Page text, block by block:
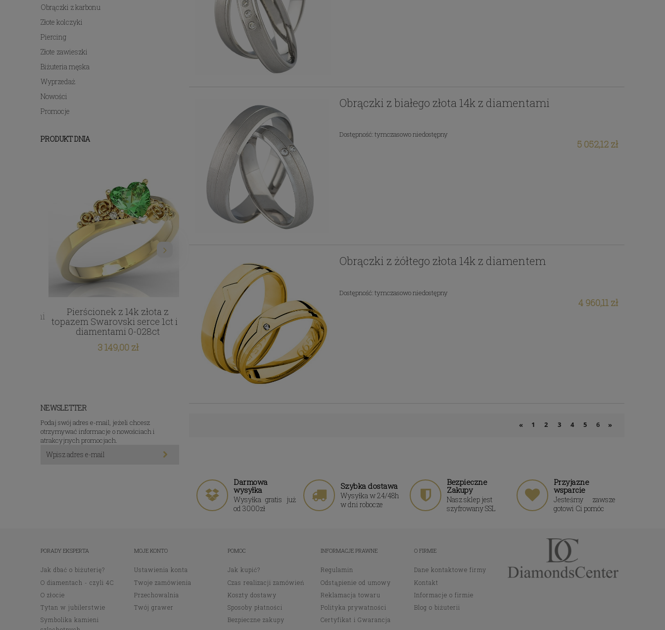
Obrączki z karbonu
Złote kolczyki
Piercing
Złote zawieszki
Biżuteria męska
Wyprzedaż
Nowości
Promocje
PRODUKT DNIA
Pierścionek z 14k złota z
topazem Swarovski serce 1ct i 4
diamentami 0-028ct
3 149,00 zł
Obrączki z tytanu z cyrkoniami
Swarovski
1 555,11 zł
Obrączki z tytanu z cyrkoniami
NEWSLETTER
Podaj swój adres e-mail, jeżeli chcesz
otrzymywać informacje o nowościach i
atrakcyjnych promocjach.
Obrączki z białego złota 14k z diamentami
Dostępność:tymczasowo niedostępny
5 052,12 zł
Obrączki z żółtego złota 14k z diamentem
Dostępność:tymczasowo niedostępny
4 960,11 zł
« 1 2 3 4 5 6 »
Darmowa
wysyłka
Wysyłka gratis już
od 3000zł
Szybka dostawa
Wysyłka w 24/48h
w dni robocze
Bezpieczne
Zakupy
Nasz sklep jest
szyfrowany SSL
Przyjazne
wsparcie
Jesteśmy zawsze
gotowi Ci pomóc
PORADY EKSPERTA
Jak dbać o biżuterię?
O diamentach - czyli 4C
O złocie
Tytan w jubilerstwie
Symbolika kamieni
MOJE KONTO
Ustawienia konta
Twoje zamówienia
Przechowalnia
Twój grawer
POMOC
Jak kupić?
Czas realizacji zamówień
Koszty dostawy
Sposoby płatności
Bezpieczne zakupy
INFORMACJE PRAWNE
Regulamin
Odstąpienie od umowy
Reklamacja towaru
Polityka prywatności
Certyfikat i Gwarancja
O FIRMIE
Dane kontaktowe firmy
Kontakt
Informacje o firmie
Blog o biżuterii